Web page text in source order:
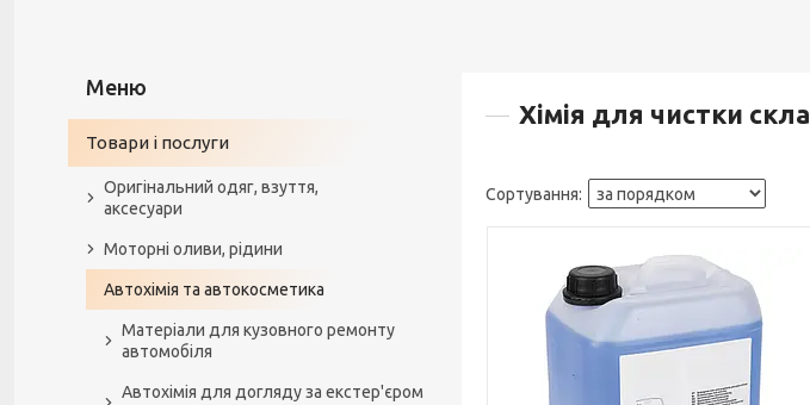
Хімія для чистки скла
Товари і послуги
Оригінальний одяг, взуття,
аксесуари
Моторні оливи, рідини
Автохімія та автокосметика
Матеріали для кузовного ремонту
автомобіля
Автохімія для догляду за екстер'єром